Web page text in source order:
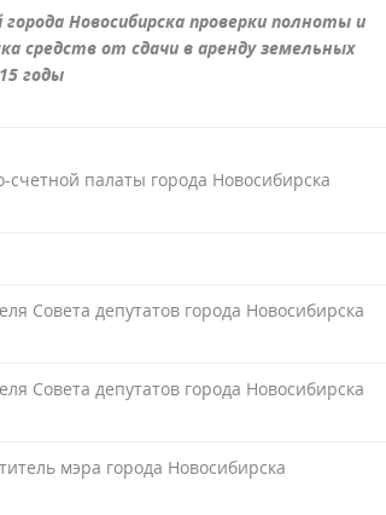
Новосибирска проверки полноты и
средств от сдачи в аренду земельных
годы
счетной палаты города Новосибирска
Совета депутатов города Новосибирска
Совета депутатов города Новосибирска
мэра города Новосибирска